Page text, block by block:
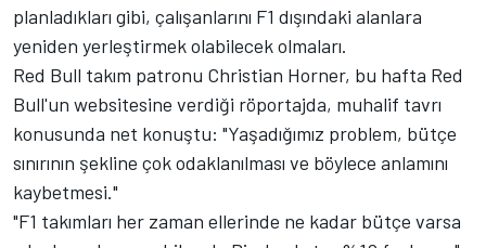
planladıkları gibi, çalışanlarını F1 dışındaki alanlara
yeniden yerleştirmek olabilecek olmaları.
Red Bull takım patronu Christian Horner, bu hafta Red
Bull'un websitesine verdiği röportajda, muhalif tavrı
konusunda net konuştu: "Yaşadığımız problem, bütçe
sınırının şekline çok odaklanılması ve böylece anlamını
kaybetmesi."
"F1 takımları her zaman ellerinde ne kadar bütçe varsa